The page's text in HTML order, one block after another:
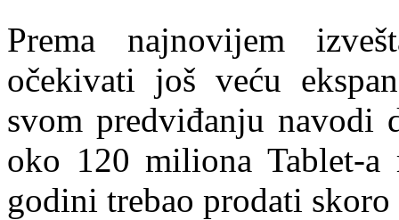
Prema najnovijem
očekivati još veću
svom predviđanju
oko 120 miliona Tablet-
godini trebao prodati